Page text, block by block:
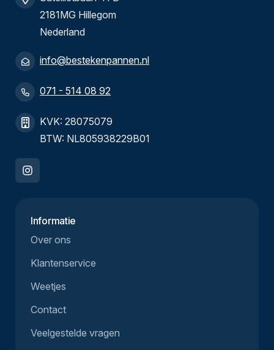
2181MG Hillegom
Nederland
info@bestekenpannen.nl
071 - 514 08 92
KVK: 28075079
BTW: NL805938229B01
Informatie
Over ons
Klantenservice
Weetjes
Contact
Veelgestelde vragen